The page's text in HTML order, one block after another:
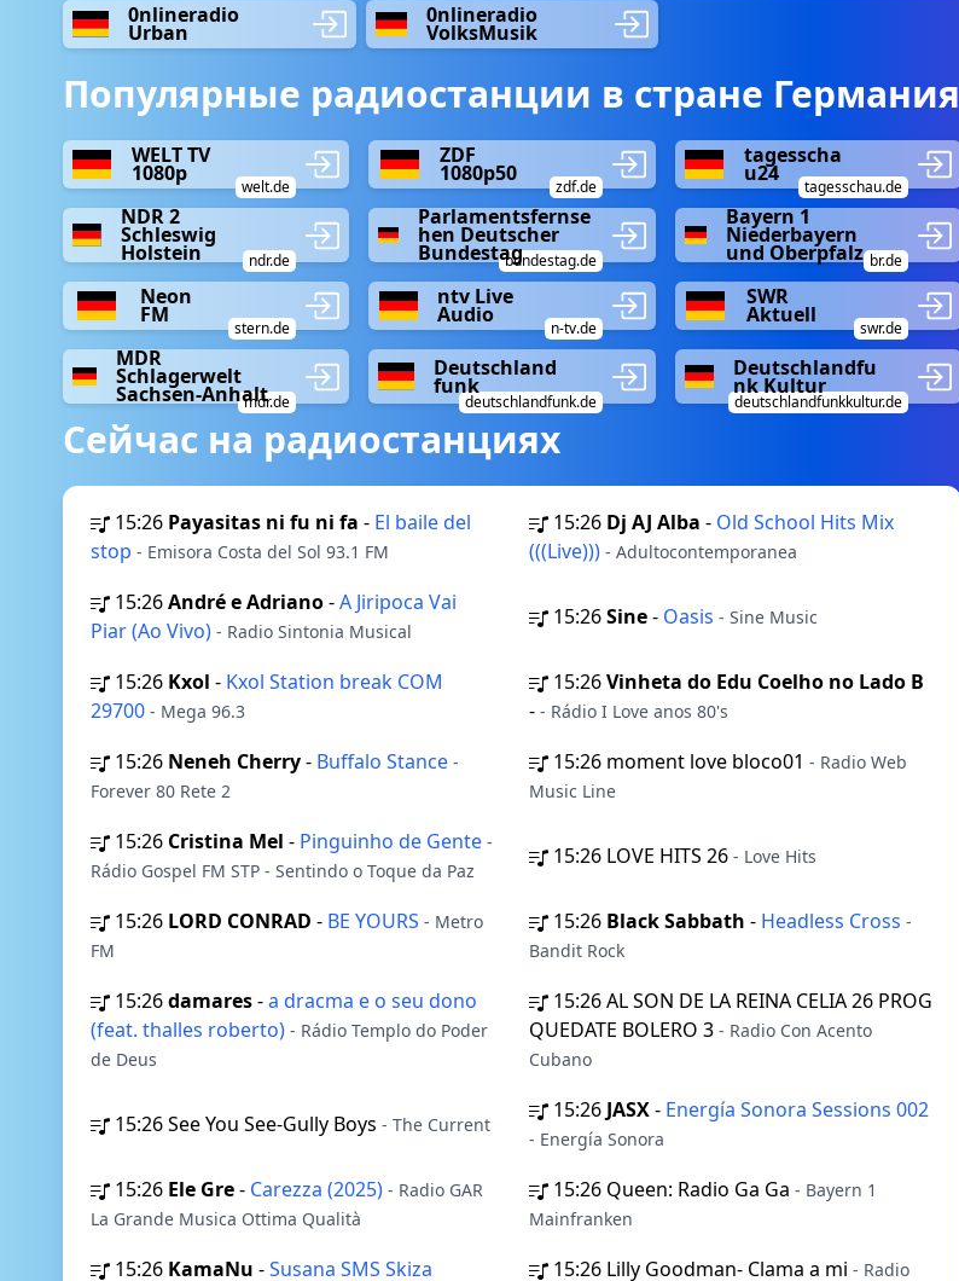
0nlineradio
Urban
0nlineradio
VolksMusik
Популярные радиостанции в стране Германия
WELT TV
1080p
welt.de
ZDF
1080p50
zdf.de
tagesscha
u24
tagesschau.de
NDR 2
Schleswig
Holstein ndr.de
Parlamentsfernse
hen Deutscher
Bundestagbundestag.de
Bayern 1
Niederbayern
und Oberpfalz br.de
Neon
FM
stern.de
ntv Live
Audio
n-tv.de
SWR
Aktuell
swr.de
MDR
Schlagerwelt
Sachsen-Anhaltmdr.de
Deutschland
funk
deutschlandfunk.de
Deutschlandfu
nk Kultur
deutschlandfunkkultur.de
Сейчас на радиостанциях
15:26 Payasitas ni fu ni fa - El baile del
stop - Emisora Costa del Sol 93.1 FM
15:26 Dj AJ Alba - Old School Hits Mix
(((Live))) - Adultocontemporanea
15:26André e Adriano-A Jiripoca Vai
Piar (Ao Vivo) - Radio Sintonia Musical
15:26Sine- Oasis - Sine Music
15:26 Kxol - Kxol Station break COM
29700 - Mega 96.3
15:26Vinheta do Edu Coelho no Lado B
- - Rádio I Love anos 80's
15:26 Neneh Cherry- Buffalo Stance -
Forever 80 Rete 2
15:26 moment love bloco01 - Radio Web
Music Line
15:26 Cristina Mel - Pinguinho de Gente -
Rádio Gospel FM STP - Sentindo o Toque da Paz
15:26 LOVE HITS 26 - Love Hits
15:26 LORD CONRAD - BE YOURS - Metro
FM
15:26 Black Sabbath - Headless Cross -
Bandit Rock
15:26damares-a dracma e o seu dono
(feat. thalles roberto) - Rádio Templo do Poder
de Deus
15:26AL SON DE LA REINA CELIA 26 PROG
QUEDATE BOLERO 3 - Radio Con Acento
Cubano
15:26See You See-Gully Boys - The Current
15:26 JASX- Energía Sonora Sessions 002
- Energía Sonora
15:26 Ele Gre- Carezza (2025) - Radio GAR
La Grande Musica Ottima Qualità
15:26 Queen: Radio Ga Ga - Bayern 1
Mainfranken
15:26 KamaNu -Susana SMS Skiza 15:26 Lilly Goodman- Clama a mi - Radio